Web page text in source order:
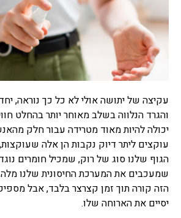
רפואה
תרופות
לרפואה
מרבית
מיוחסות
למריחה
ישנן
ואפילו
תרופות
או לא
מסוכנות.
עקיצה של יתושה אולי לא כל כך נוראה,
והגרד הנלווה בשלב מאוחר יותר בהחלט
יכולה להיות מאוד מטרידה עבור חלק
עוקצים ליתר דיוק נקבות הן אלה
הגוף שלנו סוג של רוק, שמכיל חומרים
שמעכבים את המערכת החיסונית שלנו
הזה קורה תוך זמן קצרצר בלבד, אבל
יסיים את הארוחה שלו.